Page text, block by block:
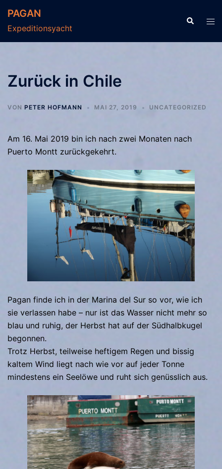
Inhalt
springen
PAGAN
Expeditionsyacht
Suche
Zurück in Chile
VON PETER HOFMANN MAI 27, 2019 UNCATEGORIZED
Am 16. Mai 2019 bin ich nach zwei Monaten nach
Puerto Montt zurückgekehrt.
Pagan finde ich in der Marina del Sur so vor, wie ich
sie verlassen habe – nur ist das Wasser nicht mehr so
blau und ruhig, der Herbst hat auf der Südhalbkugel
begonnen.
Trotz Herbst, teilweise heftigem Regen und bissig
kaltem Wind liegt nach wie vor auf jeder Tonne
mindestens ein Seelöwe und ruht sich genüsslich aus.